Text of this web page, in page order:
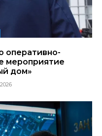
оперативно-
мероприятие
дом»